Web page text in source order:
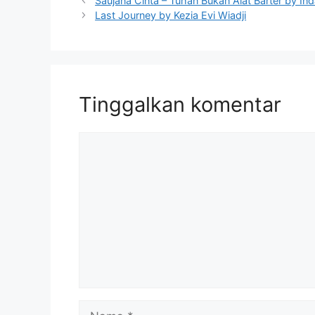
Last Journey by Kezia Evi Wiadji
Tinggalkan komentar